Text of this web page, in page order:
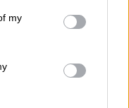
You may click to
third-party tags to
in below Google
my
τις κατοικίες
οι οποίοι οι